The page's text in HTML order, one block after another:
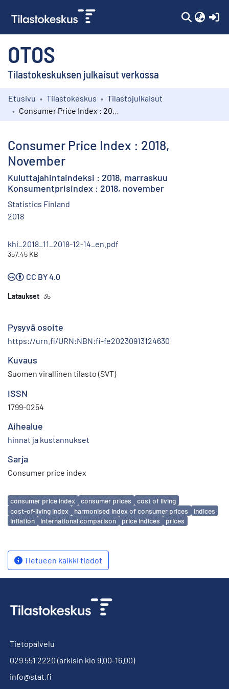
OTOS
Tilastokeskuksen julkaisut verkossa
Kokoelmat
Etusivu Tilastokeskus
Tilastojulkaisut
Consumer Price Index : 2018,
November
Kuluttajahintaindeksi : 2018, marraskuu
Konsumentprisindex : 2018, november
Statistics Finland
2018
khi_2018_11_2018-12-14_en.pdf
357.45 KB
CC BY 4.0
Lataukset 35
Pysyvä osoite
https://urn.fi/URN:NBN:fi-fe20230913124630
Kuvaus
Suomen virallinen tilasto (SVT)
ISSN
1799-0254
Aihealue
hinnat ja kustannukset
Sarja
Consumer price index
Avainsanat
consumer price index consumer prices
cost of living
cost-of-living index
harmonised index of consumer prices
indices
inflation
international comparison price indices prices
Tietueen kaikki tiedot
Tietopalvelu
029 551 2220 (arkisin klo 9.00-16.00)
info@stat.fi